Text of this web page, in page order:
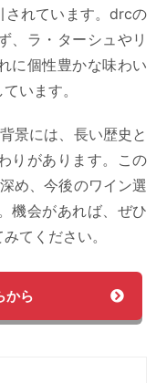
されています。drcの
、ラ・ターシュやリ
に個性豊かな味わい
います。
景には、長い歴史と
りがあります。この
め、今後のワイン選
機会があれば、ぜひ
てください。
から